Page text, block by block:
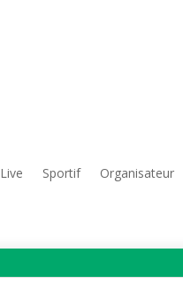
Live Sportif Organisateur